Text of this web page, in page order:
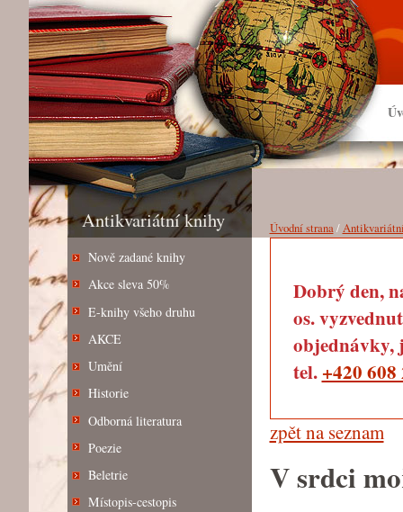
Antikvariátní knihy
Nově zadané knihy
Akce sleva 50%
E-knihy všeho druhu
AKCE
Umění
Historie
Odborná literatura
Poezie
Beletrie
Místopis-cestopis
Úvodní strana/
Dobrý den,
os.
objednávky,
tel. +420 608
zpět na seznam
V srdci